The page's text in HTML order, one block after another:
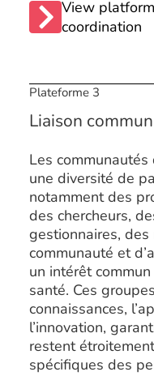
View
coordination
Plateforme 3
Liaison
Les
une diversité de
notamment des
des chercheurs,
gestionnaires,
communauté et
un intérêt
santé. Ces
connaissances,
l’innovation,
restent
spécifiques des